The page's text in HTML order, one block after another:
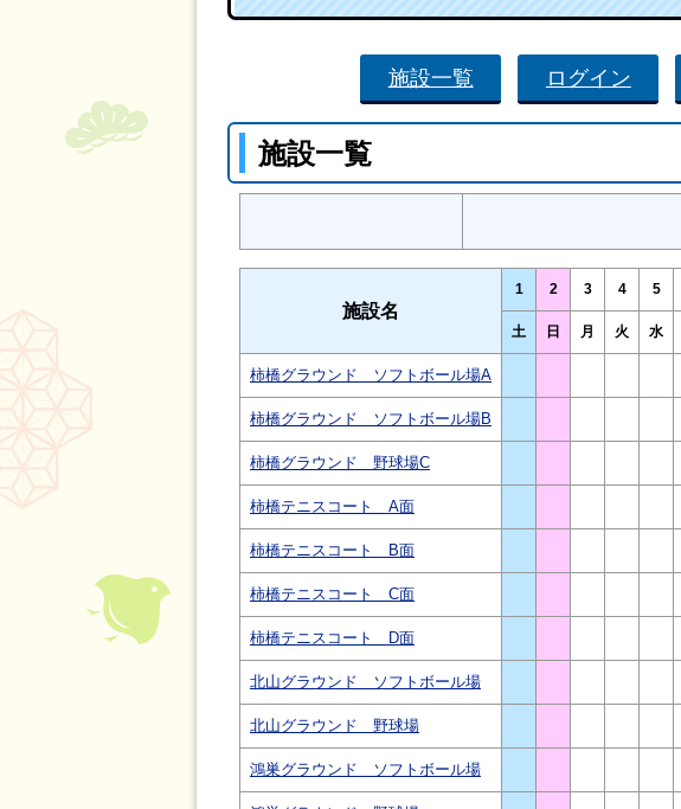
施設一覧 ログイン
施設一覧
施設名
1 2 3 4 5
土 日 月 火 水
柿橋グラウンド ソフトボール場A
柿橋グラウンド ソフトボール場B
柿橋グラウンド 野球場C
柿橋テニスコート A面
柿橋テニスコート B面
柿橋テニスコート C面
柿橋テニスコート D面
北山グラウンド ソフトボール場
北山グラウンド 野球場
鴻巣グラウンド ソフトボール場